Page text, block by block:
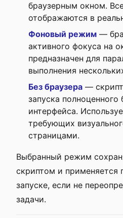
браузерным окном.
отображаются в
Фоновый режим —
активного фокуса на
предназначен для
выполнения
Без браузера —
запуска полноценного
интерфейса.
требующих
страницами.
Выбранный режим
скриптом и применяется
запуске, если не
задачи.